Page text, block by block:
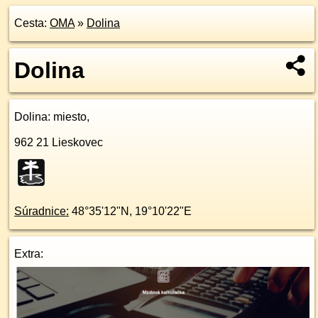
Cesta: OMA» Dolina
Dolina
Dolina: miesto,
962 21 Lieskovec
Súradnice: 48°35'12"N , 19°10'22"E
Extra: